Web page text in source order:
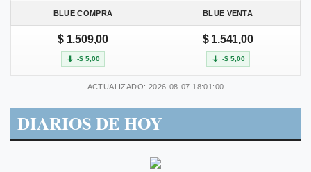
BLUE COMPRA BLUE VENTA
$ 1.509,00
-$ 5,00
$ 1.541,00
-$ 5,00
ACTUALIZADO: 2026-08-07 18:01:00
DIARIOS DE HOY